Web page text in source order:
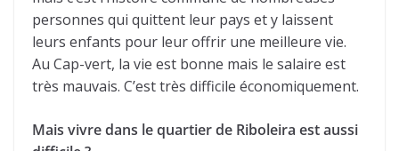
personnes qui quittent leur pays et y laissent
leurs enfants pour leur offrir une meilleure vie.
Au Cap-vert, la vie est bonne mais le salaire est
très mauvais. C’est très difficile économiquement.
Mais vivre dans le quartier de Riboleira est aussi